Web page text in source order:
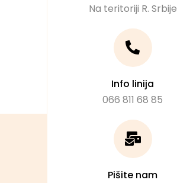
Na teritoriji R. Srbije
Info linija
066 811 68 85
Pišite nam